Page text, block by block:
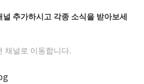
널 추가하시고 각종 소식을 받아보세
채널로 이동합니다.